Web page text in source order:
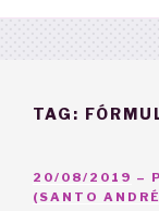
blog
TAG:
PUBLICADO
EM
20/08/2019 –
(SANTO